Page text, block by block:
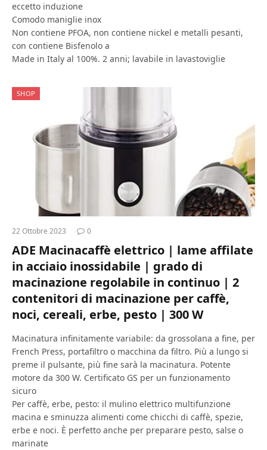
eccetto induzione
Comodo maniglie inox
Non contiene PFOA, non contiene nickel e metalli pesanti,
con contiene Bisfenolo a
Made in Italy al 100%. 2 anni; lavabile in lavastoviglie
SHOP
22 Ottobre 2023 0
ADE Macinacaffè elettrico | lame affilate
in acciaio inossidabile | grado di
macinazione regolabile in continuo | 2
contenitori di macinazione per caffè,
noci, cereali, erbe, pesto | 300 W
Macinatura infinitamente variabile: da grossolana a fine, per
French Press, portafiltro o macchina da filtro. Più a lungo si
preme il pulsante, più fine sarà la macinatura. Potente
motore da 300 W. Certificato GS per un funzionamento
sicuro
Per caffè, erbe, pesto: il mulino elettrico multifunzione
macina e sminuzza alimenti come chicchi di caffè, spezie,
erbe e noci. È perfetto anche per preparare pesto, salse o
marinate